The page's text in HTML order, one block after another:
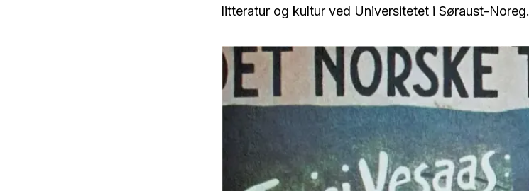
litteratur og kultur ved Universitetet i Søraust-Noreg.